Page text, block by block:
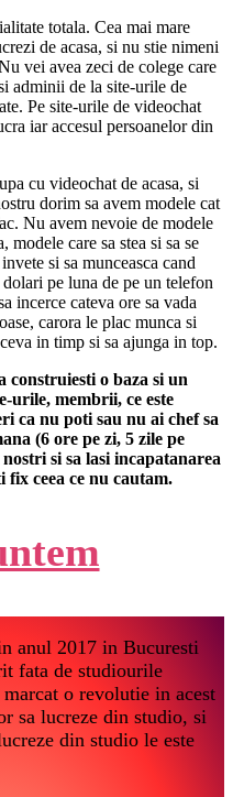
totala. Cea mai mare
de acasa, si nu stie nimeni
vei avea zeci de colege care
adminii de la site-urile de
Pe site-urile de videochat
iar accesul persoanelor din
cu videochat de acasa, si
dorim sa avem modele cat
Nu avem nevoie de modele
modele care sa stea si sa se
si sa munceasca cand
pe luna de pe un telefon
incerce cateva ore sa vada
carora le plac munca si
in timp si sa ajunga in top.
construiesti o baza si un
urile, membrii, ce este
ca nu poti sau nu ai chef sa
(6 ore pe zi, 5 zile pe
si sa lasi incapatanarea
fix ceea ce nu cautam.
anul 2017 in Bucuresti
fata de studiourile
o revolutie in acest
sa lucreze din studio, si
din studio le este